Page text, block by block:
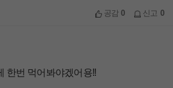
공감0 신고 0
한번 먹어봐야겠어용!!